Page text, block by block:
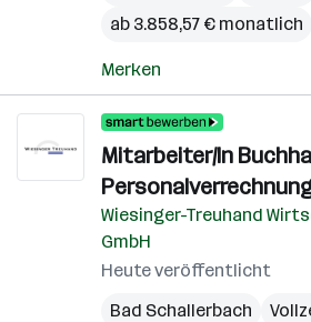
ab 3.858,57 € monatlich
Merken
Mitarbeiter/In
Wiesinger-Treuhand
GmbH
Heute veröffentlicht
Bad Schallerbach